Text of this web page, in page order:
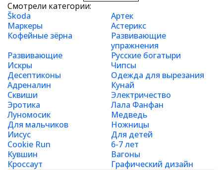
Смотрели категории:
Škoda
Артек
Маркеры
Астерикс
Кофейные зёрна
Развивающие
упражнения
Развивающие
Русские богатыри
Искры
Чипсы
Десептиконы
Одежда для вырезания
Адреналин
Кунай
Сквиши
Электричество
Эротика
Лала Фанфан
Луномосик
Медведь
Для мальчиков
Ножницы
Иисус
Для детей
Cookie Run
6-7 лет
Кувшин
Вагоны
Кроссаут
Графический дизайн